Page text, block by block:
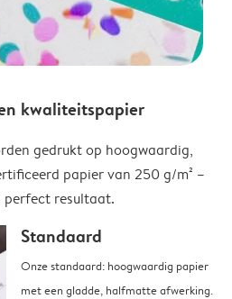
kwaliteitspapier
gedrukt op hoogwaardig,
papier van 250 g/m² –
perfect resultaat.
Standaard
Onze standaard: hoogwaardig papier
met een gladde, halfmatte afwerking.